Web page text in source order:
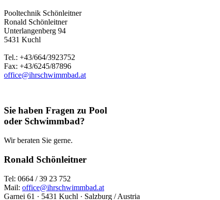
Pooltechnik Schönleitner
Ronald Schönleitner
Unterlangenberg 94
5431 Kuchl
Tel.: +43/664/3923752
Fax: +43/6245/87896
office@ihrschwimmbad.at
Sie haben Fragen zu Pool
oder Schwimmbad?
Wir beraten Sie gerne.
Ronald Schönleitner
Tel: 0664 / 39 23 752
Mail: office@ihrschwimmbad.at
Garnei 61 · 5431 Kuchl · Salzburg / Austria